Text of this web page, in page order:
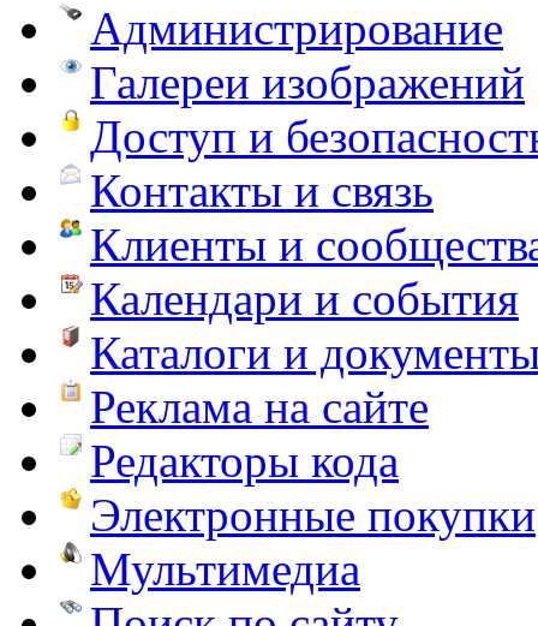
Администрирование
Галереи изображений
Доступ и
Контакты и связь
Клиенты и
Календари и события
Каталоги и
Реклама на сайте
Редакторы кода
Электронные покупки
Мультимедиа